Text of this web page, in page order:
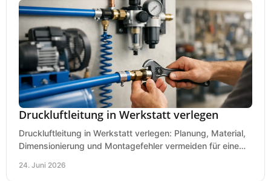
Druckluftleitung in Werkstatt verlegen
Druckluftleitung in Werkstatt verlegen: Planung, Material,
Dimensionierung und Montagefehler vermeiden für eine
24. Juni 2026